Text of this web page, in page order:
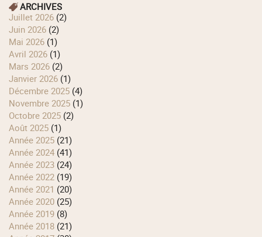
ARCHIVES
juillet 2026 (2)
juin 2026 (2)
mai 2026 (1)
avril 2026 (1)
mars 2026 (2)
janvier 2026 (1)
décembre 2025 (4)
novembre 2025 (1)
octobre 2025 (2)
août 2025 (1)
année 2025 (21)
année 2024 (41)
année 2023 (24)
année 2022 (19)
année 2021 (20)
année 2020 (25)
année 2019 (8)
année 2018 (21)